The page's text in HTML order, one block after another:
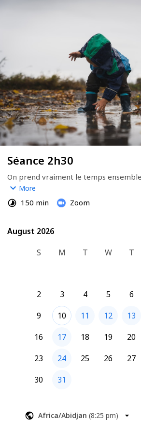
Séance 2h30
On prend vraiment le temps
angles morts
que tu fasses un virement, qui
More
150 min Zoom
August 2026
August 2026
S
M T W T
2
3 4 5 6
9
10 11 12 13
16
17 18 19 20
23
24 25 26 27
30
31
Africa/Abidjan (8:25 pm)